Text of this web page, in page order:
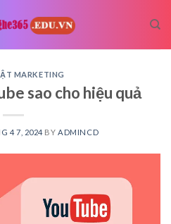
MARKETING
sao cho hiệu quả
4 7, 2024 BY ADMINCD